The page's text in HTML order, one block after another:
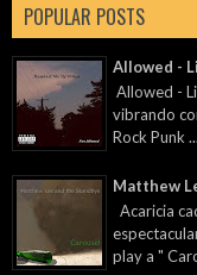
POPULAR POSTS
Allowed -
Allowed -
vibrando
Rock Punk ...
Matthew
Acaricia
play a "